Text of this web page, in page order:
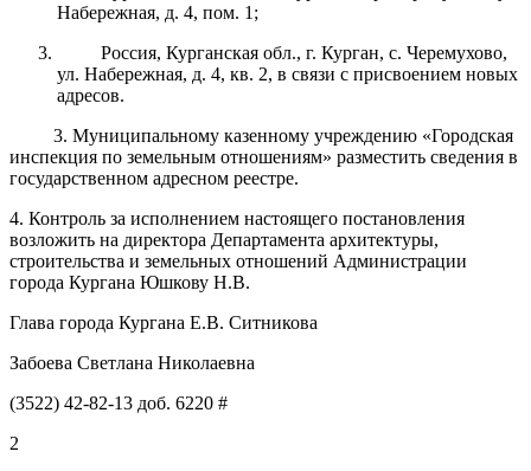
Набережная, д. 4, пом. 1;
Россия, Курганская обл., г. Курган, с. Черемухово,
ул. Набережная, д. 4, кв. 2, в связи с присвоением новых
адресов.
3. Муниципальному казенному учреждению «Городская
инспекция по земельным отношениям» разместить сведения в
государственном адресном реестре.
4. Контроль за исполнением настоящего постановления
возложить на директора Департамента архитектуры,
строительства и земельных отношений Администрации
города Кургана Юшкову Н.В.
Глава города Кургана Е.В. Ситникова
Забоева Светлана Николаевна
(3522) 42-82-13 доб. 6220 #
2